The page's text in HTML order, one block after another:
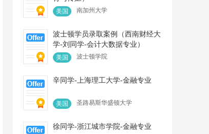
美国 南加州大学
波士顿学员录取案例（西南财经大
学-刘同学-会计大数据专业）
美国 波士顿学院
辛同学-上海理工大学-金融专业
美国 圣路易斯华盛顿大学
徐同学-浙江城市学院-金融专业